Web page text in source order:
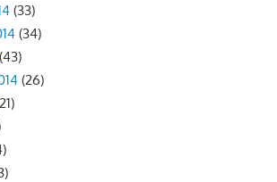
(33)
(34)
(43)
(26)